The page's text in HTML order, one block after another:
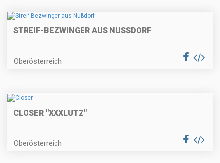
STREIF-BEZWINGER AUS NUSSDORF
Oberösterreich
CLOSER "XXXLUTZ"
Oberösterreich